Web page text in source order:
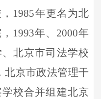
1985年更名为北
1993年、 2000年
北京市司法学校
北京市政法管理干
校合并组建北京